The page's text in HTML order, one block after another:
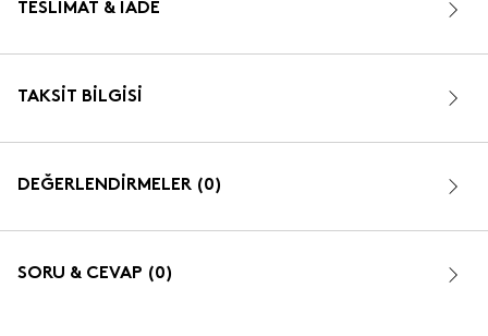
TESLIMAT & İADE
TAKSIT BILGISI
DEĞERLENDİRMELER (0)
SORU & CEVAP (0)